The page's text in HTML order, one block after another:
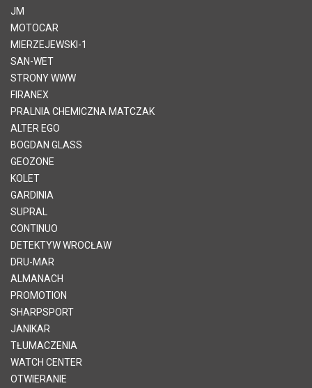
JM
MOTOCAR
MIERZEJEWSKI-1
SAN-WET
STRONY WWW
FIRANEX
PRALNIA CHEMICZNA MATCZAK
ALTER EGO
BOGDAN GLASS
GEOZONE
KOLET
GARDINIA
SUPRAL
CONTINUO
DETEKTYW WROCŁAW
DRU-MAR
ALMANACH
PROMOTION
SHARPSPORT
JANIKAR
TŁUMACZENIA
WATCH CENTER
OTWIERANIE